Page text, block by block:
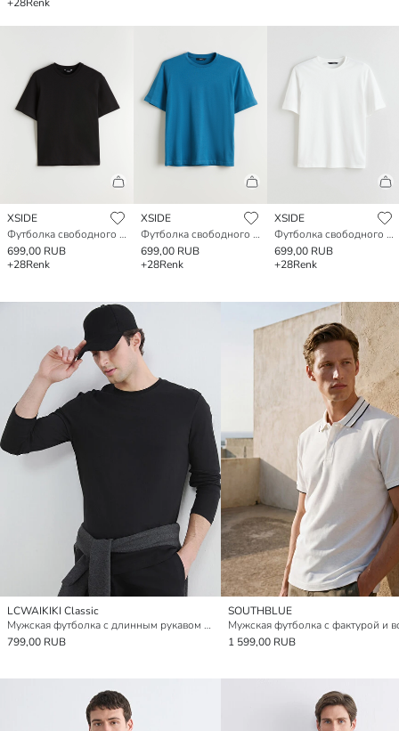
XSIDE
Футболка свободного кроя базовая плотная
699,00 RUB
+28Renk
XSIDE
Футболка свободного кроя базовая плотная
699,00 RUB
+28Renk
XSIDE
Футболка свободного кроя базовая плотная
699,00 RUB
+28Renk
LCWAIKIKI Classic
Мужская футболка с длинным рукавом и круглым вырезом
799,00 RUB
SOUTHBLUE
1 599,00 RUB